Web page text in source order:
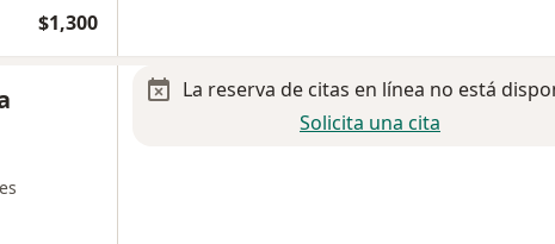
$1,300
La reserva de citas en línea no está
Solicita una cita